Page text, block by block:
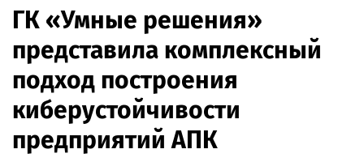
ГК «Умные решения»
представила комплексный
подход построения
киберустойчивости
предприятий АПК